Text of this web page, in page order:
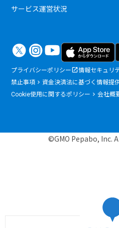
サービス運営状況
プライバシーポリシー 情報セキュリ
禁止事項
資金決済法に基づく情報提
Cookie使用に関するポリシー
会社概
©GMO Pepabo, Inc.